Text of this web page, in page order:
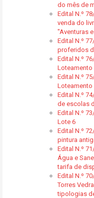
do mês de
Edital N.º
venda do
"Aventuras
Edital N.º
proferidos
Edital N.º
Loteamento
Edital N.º
Loteamento
Edital N.º
de escolas
Edital N.º
Lote 6
Edital N.º
pintura
Edital N.º
Água e
tarifa de
Edital N.º
Torres
tipologias